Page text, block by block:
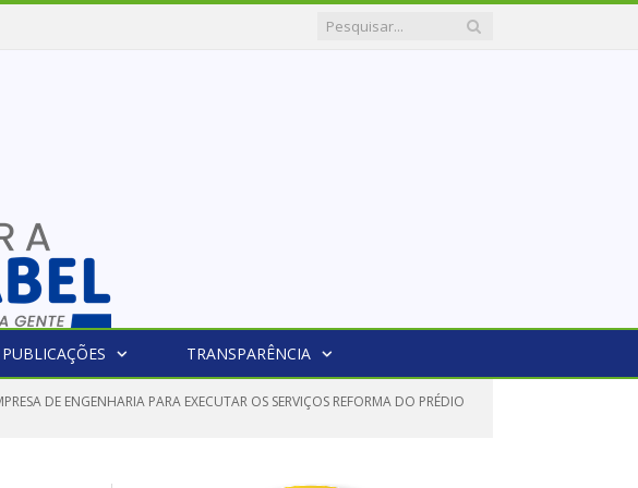
PUBLICAÇÕES TRANSPARÊNCIA
DE ENGENHARIA PARA EXECUTAR OS SERVIÇOS REFORMA DO PRÉDIO